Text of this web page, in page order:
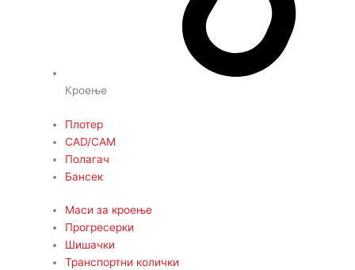
Кроење
Плотер
CAD/CAM
Полагач
Бансек
Маси за кроење
Прогресерки
Шишачки
Транспортни колички